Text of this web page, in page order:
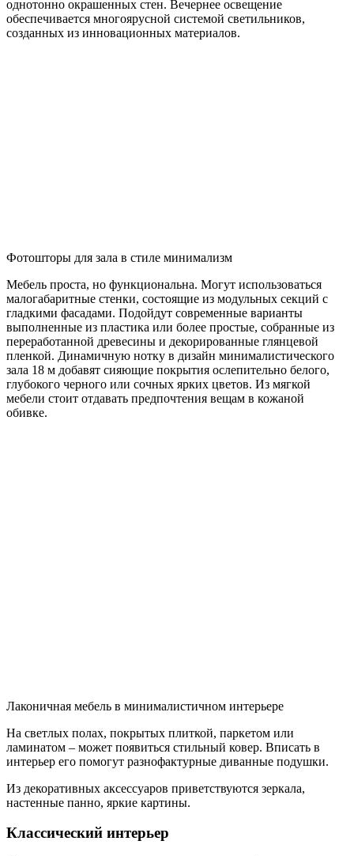
однотонно окрашенных стен. Вечернее освещение
обеспечивается многоярусной системой светильников,
созданных из инновационных материалов.
Фотошторы для зала в стиле минимализм
Мебель проста, но функциональна. Могут использоваться
малогабаритные стенки, состоящие из модульных секций с
гладкими фасадами. Подойдут современные варианты
выполненные из пластика или более простые, собранные из
переработанной древесины и декорированные глянцевой
пленкой. Динамичную нотку в дизайн минималистического
зала 18 м добавят сияющие покрытия ослепительно белого,
глубокого черного или сочных ярких цветов. Из мягкой
мебели стоит отдавать предпочтения вещам в кожаной
обивке.
Лаконичная мебель в минималистичном интерьере
На светлых полах, покрытых плиткой, паркетом или
ламинатом – может появиться стильный ковер. Вписать в
интерьер его помогут разнофактурные диванные подушки.
Из декоративных аксессуаров приветствуются зеркала,
настенные панно, яркие картины.
Классический интерьер